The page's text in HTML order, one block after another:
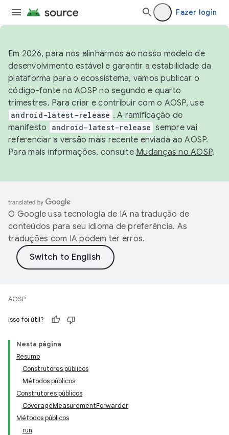
Fazer login
Em 2026, para nos alinharmos ao nosso modelo de
desenvolvimento estável e garantir a estabilidade da
plataforma para o ecossistema, vamos publicar o
código-fonte no AOSP no segundo e quarto
trimestres. Para criar e contribuir com o AOSP, use
android-latest-release . A ramificação de
manifesto
android-latest-release sempre vai
referenciar a versão mais recente enviada ao AOSP.
Para mais informações, consulte Mudanças no AOSP.
O Google usa tecnologia de IA na tradução de
conteúdos para seu idioma de preferência. As
traduções com IA podem ter erros.
AOSP
Isso foi útil?
Nesta página
Resumo
Construtores públicos
Métodos públicos
Construtores públicos
CoverageMeasurementForwarder
Métodos públicos
run